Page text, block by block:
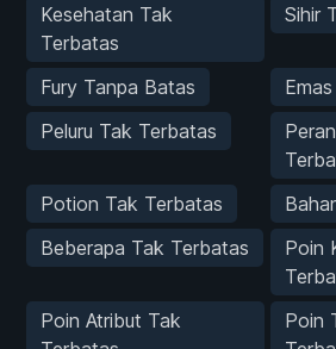
Kesehatan Tak
Terbatas
Sihir
Fury Tanpa Batas
Peluru Tak Terbatas
Potion Tak Terbatas
Beberapa Tak Terbatas
Poin
Poin Atribut Tak
Poin